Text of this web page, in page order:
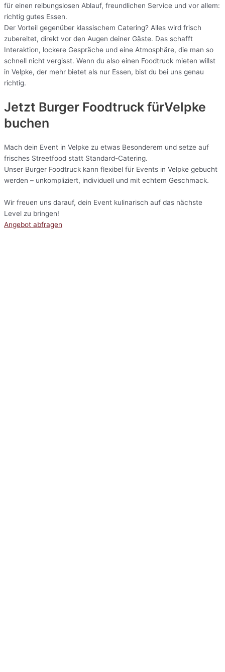
für einen reibungslosen Ablauf, freundlichen Service und vor allem:
richtig gutes Essen.
Der Vorteil gegenüber klassischem Catering? Alles wird frisch
zubereitet, direkt vor den Augen deiner Gäste. Das schafft
Interaktion, lockere Gespräche und eine Atmosphäre, die man so
schnell nicht vergisst. Wenn du also einen Foodtruck mieten willst
in Velpke, der mehr bietet als nur Essen, bist du bei uns genau
richtig.
Jetzt Burger Foodtruck fürVelpke
buchen
Mach dein Event in Velpke zu etwas Besonderem und setze auf
frisches Streetfood statt Standard-Catering.
Unser Burger Foodtruck kann flexibel für Events in Velpke gebucht
werden – unkompliziert, individuell und mit echtem Geschmack.
Wir freuen uns darauf, dein Event kulinarisch auf das nächste
Level zu bringen!
Angebot abfragen